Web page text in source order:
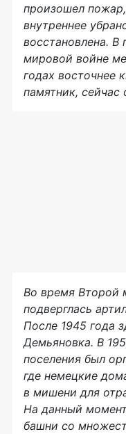
произошел
внутреннее
восстановлена.
мировой войне
годах восточнее
памятник, сейчас
Во время Второй
подверглась
После 1945 года
Демьяновка. В
поселения был
где немецкие
в мишени для
На данный
башни со